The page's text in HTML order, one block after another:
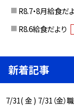
R8.7・8月給食だ
R8.6給食だより
新着記事
7/31( 金 ) 7/31（金）